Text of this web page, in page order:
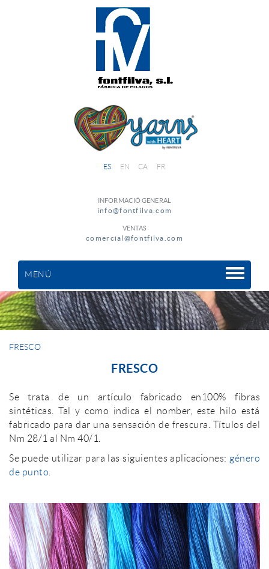
ES EN CA FR
INFORMACIÓ GENERAL
info@fontfilva.com
VENTAS
comercial@fontfilva.com
MENÚ
FRESCO
FRESCO
Se trata de un artículo fabricado en100% fibras
sintéticas. Tal y como indica el nomber, este hilo está
fabricado para dar una sensación de frescura. Títulos del
Nm 28/1 al Nm 40/1.
Se puede utilizar para las siguientes aplicaciones: género
de punto